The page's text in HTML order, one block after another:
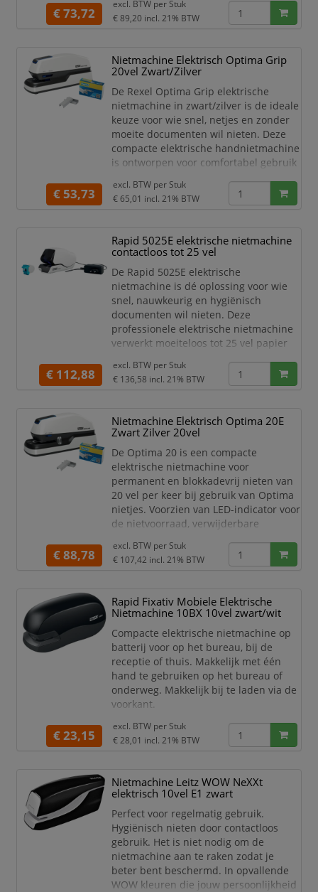
Betrouwbare prestatie door
gebruik van adapter
3 jaar garantie en veiligheid
getest volgens GS bij gebruik van
Leitz nietjes
Kleur Blauw
Afmetingen 63 x 77 x 190
Lieferomvang Inclusief adapte
€ 73,72
excl. BTW per Stuk
€ 89,20 incl. 21% BTW
Nietmachine Elektrisch Optima Grip
20vel Zwart/Zilver
De Rexel Optima Grip elektrische
nietmachine in zwart/zilver is de ideale
keuze voor wie snel, netjes en zonder
moeite documenten wil nieten. Deze
compacte elektrische handnietmachine
is ontworpen voor comfortabel gebruik
thuiswerkplek. Dankzij het
ergonomische ontwerp ligt hij prettig
regelmatig gebruik.
Met een nietcapaciteit tot 20 vel in
combinatie met Rexel Optima
€ 53,73
excl. BTW per Stuk
€ 65,01 incl. 21% BTW
Rapid 5025E elektrische nietmachine
contactloos tot 25 vel
De Rapid 5025E elektrische
nietmachine is dé oplossing voor wie
snel, nauwkeurig en hygiënisch
documenten wil nieten. Deze
professionele elektrische nietmachine
verwerkt moeiteloos tot 25 vel papier
voor omgevingen waar veel en vaak
wordt geniet, zoals kantoren,
Dankzij de contactloze bediening en
het slimme LED-geleidingssysteem
comfortabel
€ 112,88
excl. BTW per Stuk
€ 136,58 incl. 21% BTW
Nietmachine Elektrisch Optima 20E
Zwart Zilver 20vel
De Optima 20 is een compacte
elektrische nietmachine voor
permanent en blokkadevrij nieten van
20 vel per keer bij gebruik van Optima
nietjes. Voorzien van LED-indicator voor
de nietvoorraad, verwijderbare
nietmachine heeft een inlegdiepte van
42mm en wordt geleverd inclusief
een adapter. Functioneert ook met 6 AA
-batterijen (niet inbegrepen).
Nietcapaciteit: 20 vel me
€ 88,78
excl. BTW per Stuk
€ 107,42 incl. 21% BTW
Rapid Fixativ Mobiele Elektrische
Nietmachine 10BX 10vel zwart/wit
Compacte elektrische nietmachine op
batterij voor op het bureau, bij de
receptie of thuis. Makkelijk met één
hand te gebruiken op het bureau of
onderweg. Makkelijk bij te laden via de
voorkant.
Niet tot 10 vel (80-grams papier)
Makkelijk met één hand te
onderweg
Op batterij (4 R6 batterijen)
Voor 24/6 en 26/6 Rapid Strong
nietjes.
10 mm insteekdiepte
Hygi
€ 23,15
excl. BTW per Stuk
€ 28,01 incl. 21% BTW
Nietmachine Leitz WOW NeXXt
elektrisch 10vel E1 zwart
Perfect voor regelmatig gebruik.
Hygiënisch nieten door contactloos
gebruik. Het is niet nodig om de
nietmachine aan te raken zodat je
beter bent beschermd. In opvallende
WOW kleuren die jouw persoonlijkheid